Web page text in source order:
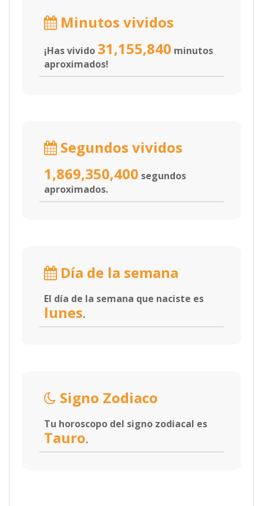
Minutos vividos
¡Has vivido 31,155,840 minutos
aproximados!
Segundos vividos
1,869,350,400 segundos
aproximados.
Día de la semana
El día de la semana que naciste es
lunes.
Signo Zodiaco
Tu horoscopo del signo zodiacal es
Tauro.